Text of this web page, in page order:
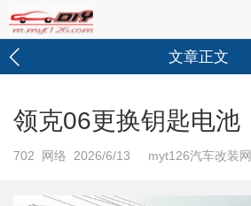
文章正文
领克06更换钥匙电池
702 网络 2026/6/13 myt126汽车改装网